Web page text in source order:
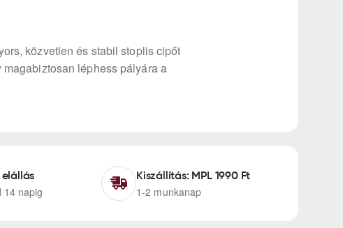
közvetlen és stabil stoplis cipőt
léphess pályára a
14 napig
Kiszállítás: MPL 1990 Ft
1-2 munkanap